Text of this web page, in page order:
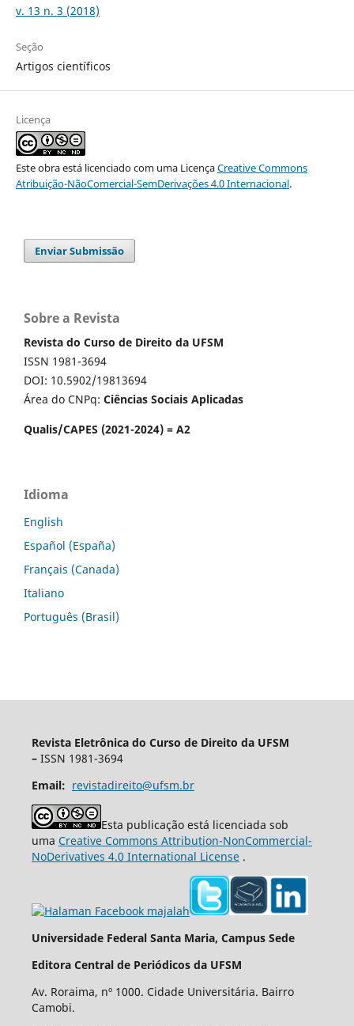
v. 13 n. 3 (2018)
Seção
Artigos científicos
Licença
Este obra está licenciado com uma LicençaCreative Commons
Atribuição-NãoComercial-SemDerivações 4.0 Internacional.
Enviar Submissão
Sobre a Revista
Revista do Curso de Direito da UFSM
ISSN 1981-3694
DOI: 10.5902/19813694
Área do CNPq: Ciências Sociais Aplicadas
Qualis/CAPES (2021-2024) = A2
Idioma
English
Español (España)
Français (Canada)
Italiano
Português (Brasil)
Revista Eletrônica do Curso de Direito da UFSM
–ISSN 1981-3694
Email: revistadireito@ufsm.br
Esta publicação está licenciada sob
uma Creative Commons Attribution-NonCommercial-
NoDerivatives 4.0 International License.
Universidade Federal Santa Maria, Campus Sede
Editora Central de Periódicos da UFSM
Av. Roraima, nº 1000. Cidade Universitária. Bairro
Camobi.